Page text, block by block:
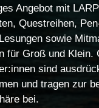
Angebot mit
Questreihen,
sowie
für Groß und Klein.
sind
und tragen zur
bei.